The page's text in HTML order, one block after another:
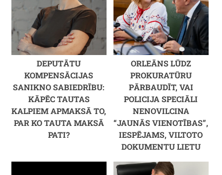
DEPUTĀTU
KOMPENSĀCIJAS
SANIKNO SABIEDRĪBU:
KĀPĒC TAUTAS
KALPIEM APMAKSĀ TO,
PAR KO TAUTA MAKSĀ
PATI?
ORLEĀNS LŪDZ
PROKURATŪRU
PĀRBAUDĪT, VAI
POLICIJA SPECIĀLI
NENOVILCINA
“JAUNĀS VIENOTĪBAS”,
IESPĒJAMS, VILTOTO
DOKUMENTU LIETU